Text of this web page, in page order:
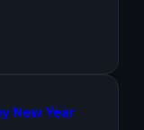
New Year